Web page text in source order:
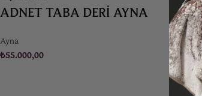
ADNET TABA DERI AYNA
Ayna
₺55.000,00